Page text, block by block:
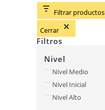
Filtrar productos
Cerrar
Filtros
Nivel
Nivel Medio
Nivel Inicial
Nivel Alto